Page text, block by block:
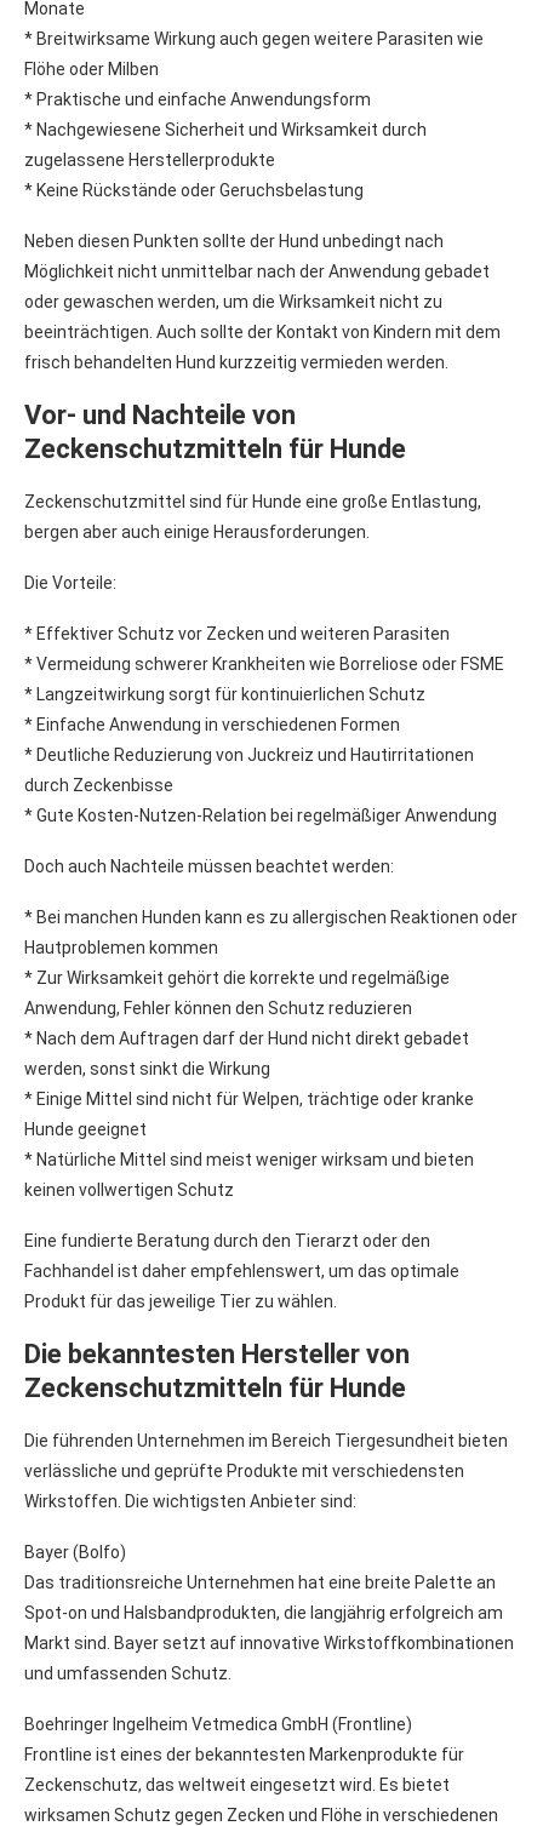
Monate
* Breitwirksame Wirkung auch gegen weitere Parasiten wie
Flöhe oder Milben
* Praktische und einfache Anwendungsform
* Nachgewiesene Sicherheit und Wirksamkeit durch
zugelassene Herstellerprodukte
* Keine Rückstände oder Geruchsbelastung
Neben diesen Punkten sollte der Hund unbedingt nach
Möglichkeit nicht unmittelbar nach der Anwendung gebadet
oder gewaschen werden, um die Wirksamkeit nicht zu
beeinträchtigen. Auch sollte der Kontakt von Kindern mit dem
frisch behandelten Hund kurzzeitig vermieden werden.
Vor- und Nachteile von
Zeckenschutzmitteln für Hunde
Zeckenschutzmittel sind für Hunde eine große Entlastung,
bergen aber auch einige Herausforderungen.
Die Vorteile:
* Effektiver Schutz vor Zecken und weiteren Parasiten
* Vermeidung schwerer Krankheiten wie Borreliose oder FSME
* Langzeitwirkung sorgt für kontinuierlichen Schutz
* Einfache Anwendung in verschiedenen Formen
* Deutliche Reduzierung von Juckreiz und Hautirritationen
durch Zeckenbisse
* Gute Kosten-Nutzen-Relation bei regelmäßiger Anwendung
Doch auch Nachteile müssen beachtet werden:
* Bei manchen Hunden kann es zu allergischen Reaktionen oder
Hautproblemen kommen
* Zur Wirksamkeit gehört die korrekte und regelmäßige
Anwendung, Fehler können den Schutz reduzieren
* Nach dem Auftragen darf der Hund nicht direkt gebadet
werden, sonst sinkt die Wirkung
* Einige Mittel sind nicht für Welpen, trächtige oder kranke
Hunde geeignet
* Natürliche Mittel sind meist weniger wirksam und bieten
keinen vollwertigen Schutz
Eine fundierte Beratung durch den Tierarzt oder den
Fachhandel ist daher empfehlenswert, um das optimale
Produkt für das jeweilige Tier zu wählen.
Die bekanntesten Hersteller von
Zeckenschutzmitteln für Hunde
Die führenden Unternehmen im Bereich Tiergesundheit bieten
verlässliche und geprüfte Produkte mit verschiedensten
Wirkstoffen. Die wichtigsten Anbieter sind:
Bayer (Bolfo)
Das traditionsreiche Unternehmen hat eine breite Palette an
Spot-on und Halsbandprodukten, die langjährig erfolgreich am
Markt sind. Bayer setzt auf innovative Wirkstoffkombinationen
und umfassenden Schutz.
Boehringer Ingelheim Vetmedica GmbH (Frontline)
Frontline ist eines der bekanntesten Markenprodukte für
Zeckenschutz, das weltweit eingesetzt wird. Es bietet
wirksamen Schutz gegen Zecken und Flöhe in verschiedenen